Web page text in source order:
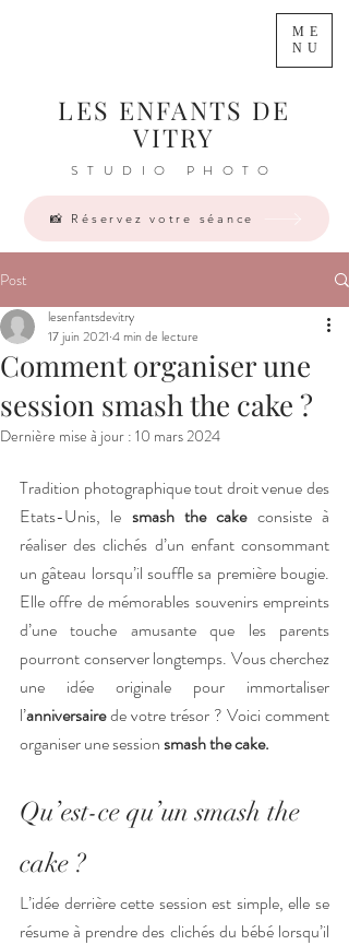
LES ENFANTS DE
VITRY
STUDIO PHOTO
ME
NU
📸 Réservez votre séance
Post
Comment organiser une
session smash the cake ?
lesenfantsdevitry
17 juin 2021 4 min de lecture
Dernière mise à jour : 10 mars 2024
Tradition photographique tout droit venue des
Etats-Unis, le smash the cake consiste à
réaliser des clichés d’un enfant consommant
un gâteau lorsqu’il souffle sa première bougie.
Elle offre de mémorables souvenirs empreints
d’une touche amusante que les parents
pourront conserver longtemps. Vous cherchez
une idée originale pour immortaliser
l’anniversaire de votre trésor ? Voici comment
organiser une session smash the cake.
Qu’est-ce qu’un smash the
cake ?
L’idée derrière cette session est simple, elle se
résume à prendre des clichés du bébé lorsqu’il